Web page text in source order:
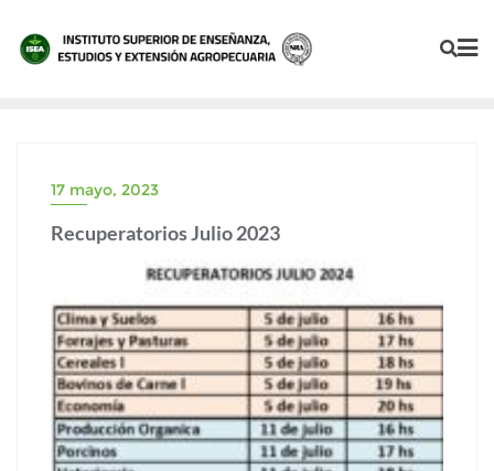
17 mayo, 2023
Recuperatorios Julio 2023